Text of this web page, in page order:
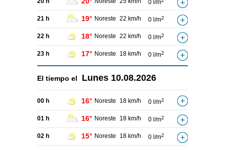
0 l/m
21 h 19° Noreste 22 km/h 0 l/m2
22 h 18° Noreste 22 km/h 0 l/m2
23 h 17° Noreste 18 km/h 0 l/m2
El tiempo el Lunes 10.08.2026
00 h 16° Noreste 18 km/h 0 l/m2
01 h 16° Noreste 18 km/h 0 l/m2
02 h 15° Noreste 18 km/h 0 l/m2